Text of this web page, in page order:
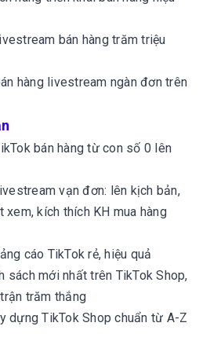
bán hàng trăm triệu
hàng livestream ngàn đơn trên
bán hàng từ con số 0 lên
vạn đơn: lên kịch bản,
kích thích KH mua hàng
cáo TikTok rẻ, hiệu quả
sách mới nhất trên TikTok Shop,
trăm thắng
dựng TikTok Shop chuẩn từ A-Z